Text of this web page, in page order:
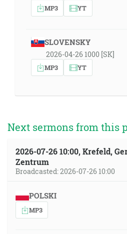
MP3 YT
SLOVENSKY
2026-04-26 1000 [SK]
MP3 YT
Next sermons from this
2026-07-26 10:00, Krefeld,
Zentrum
Broadcasted: 2026-07-26 10:00
POLSKI
MP3